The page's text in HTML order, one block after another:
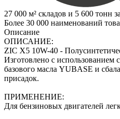
27 000 м² складов и 5 600 тонн
Более 30 000 наименований
Описание
ОПИСАНИЕ:
ZIC X5 10W-40 -
Изготовлено с использованием
базового масла YUBASE и
присадок.
ПРИМЕНЕНИЕ:
Для бензиновых двигателей